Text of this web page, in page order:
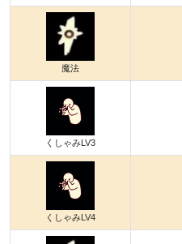
魔法
くしゃみLV3
くしゃみLV4